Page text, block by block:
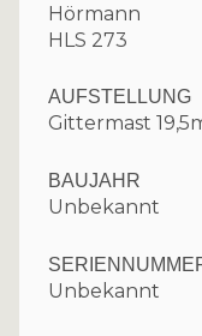
Hörmann
HLS 273
AUFSTELLUNG
Gittermast
BAUJAHR
Unbekannt
Unbekannt